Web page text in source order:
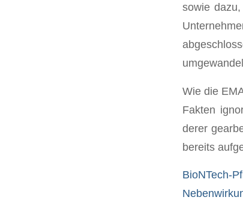
sowie
Wie die
Fakten
derer
bereits
BioNTech-